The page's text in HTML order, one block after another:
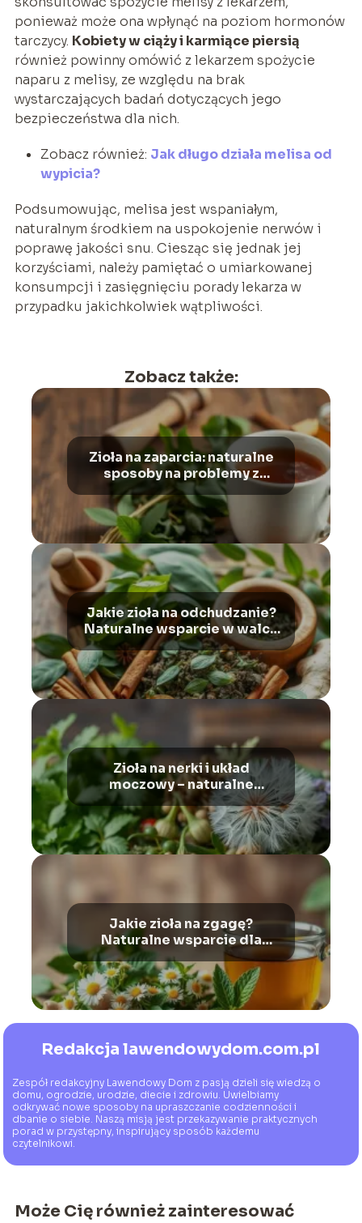
ponieważ może ona wpłynąć na poziom hormonów
tarczycy. Kobiety w ciąży i karmiące piersią
również powinny omówić z lekarzem spożycie
naparu z melisy, ze względu na brak
wystarczających badań dotyczących jego
bezpieczeństwa dla nich.
Zobacz również: Jak długo działa melisa od
wypicia?
Podsumowując, melisa jest wspaniałym,
naturalnym środkiem na uspokojenie nerwów i
poprawę jakości snu. Ciesząc się jednak jej
korzyściami, należy pamiętać o umiarkowanej
konsumpcji i zasięgnięciu porady lekarza w
przypadku jakichkolwiek wątpliwości.
Zobacz także:
Zioła na zaparcia: naturalne
sposoby na problemy z
wypróżnianiem i wzdęcia
Jakie zioła na odchudzanie?
Naturalne wsparcie w walce
z nadwagą i otyłością
Zioła na nerki i układ
moczowy – naturalne
wsparcie dla zdrowia
Jakie zioła na zgagę?
Naturalne wsparcie dla
Twojego żołądka
Redakcja lawendowydom.com.pl
Zespół redakcyjny Lawendowy Dom z pasją dzieli się wiedzą o
domu, ogrodzie, urodzie, diecie i zdrowiu. Uwielbiamy
odkrywać nowe sposoby na upraszczanie codzienności i
dbanie o siebie. Naszą misją jest przekazywanie praktycznych
porad w przystępny, inspirujący sposób każdemu
czytelnikowi.
Może Cię również zainteresować